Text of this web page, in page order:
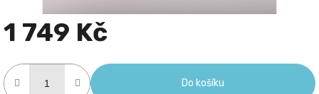
1 749 Kč
cena:
Do košíku